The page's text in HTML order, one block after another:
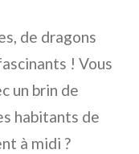
de dragons
! Vous
un brin de
habitants de
à midi ?